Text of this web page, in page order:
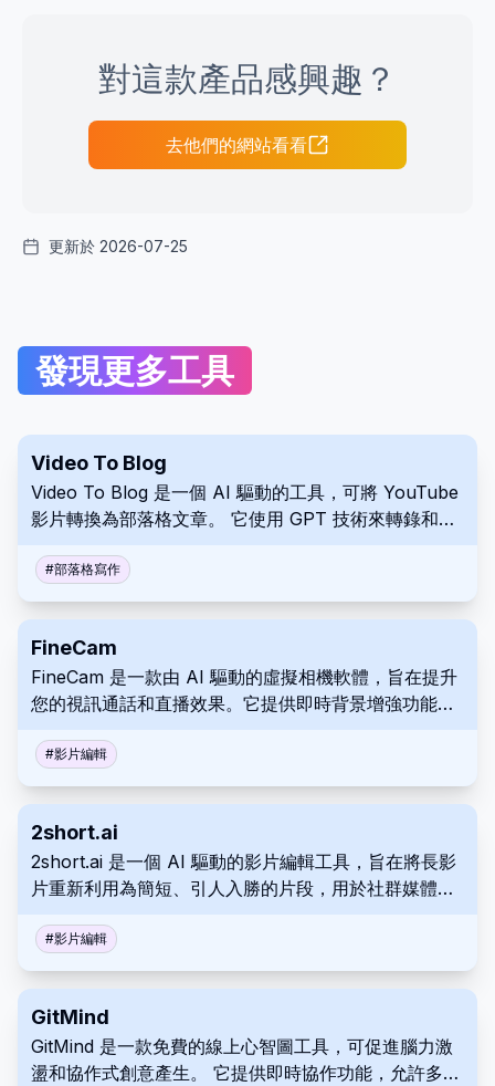
對這款產品感興趣？
去他們的網站看看
更新於 2026-07-25
發現更多工具
Video To Blog
Video To Blog 是一個 AI 驅動的工具，可將 YouTube
影片轉換為部落格文章。 它使用 GPT 技術來轉錄和轉
員。
#部落格寫作
FineCam
FineCam 是一款由 AI 驅動的虛擬相機軟體，旨在提升
您的視訊通話和直播效果。它提供即時背景增強功能、
用程式的無縫整合。借助 FineCam，提升您的影片呈現
效果，並給您的觀眾留下持久的印象。
#影片編輯
2short.ai
2short.ai 是一個 AI 驅動的影片編輯工具，旨在將長影
片重新利用為簡短、引人入勝的片段，用於社群媒體。
幕等功能。 這讓創作者可以最大限度地擴大他們的影響
力和受眾參與度。
#影片編輯
GitMind
GitMind 是一款免費的線上心智圖工具，可促進腦力激
盪和協作式創意產生。 它提供即時協作功能，允許多個